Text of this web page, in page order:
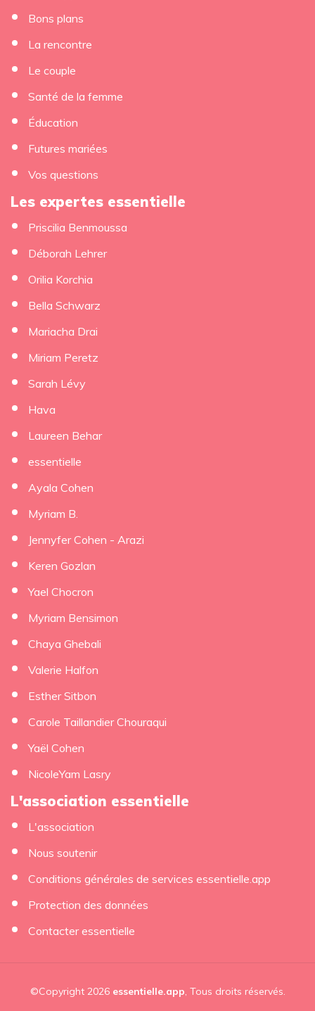
Bons plans
La rencontre
Le couple
Santé de la femme
Éducation
Futures mariées
Vos questions
Les expertes essentielle
Priscilia Benmoussa
Déborah Lehrer
Orilia Korchia
Bella Schwarz
Mariacha Drai
Miriam Peretz
Sarah Lévy
Hava
Laureen Behar
essentielle
Ayala Cohen
Myriam B.
Jennyfer Cohen - Arazi
Keren Gozlan
Yael Chocron
Myriam Bensimon
Chaya Ghebali
Valerie Halfon
Esther Sitbon
Carole Taillandier Chouraqui
Yaël Cohen
NicoleYam Lasry
L'association essentielle
L'association
Nous soutenir
Conditions générales de services essentielle.app
Protection des données
Contacter essentielle
©Copyright 2026 essentielle.app, Tous droits réservés.